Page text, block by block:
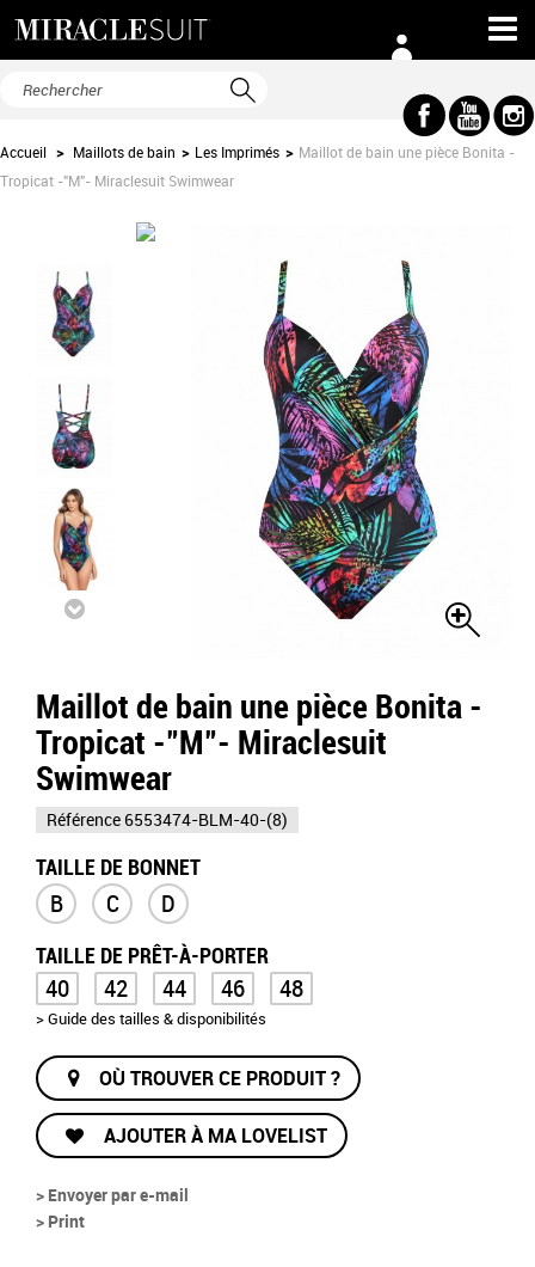
Accueil > Maillots de bain > Les Imprimés > Maillot de bain une pièce Bonita -
Tropicat -"M"- Miraclesuit Swimwear
Maillot de bain une pièce Bonita -
Tropicat -"M"- Miraclesuit
Swimwear
Référence 6553474-BLM-40-(8)
TAILLE DE BONNET
B C D
TAILLE DE PRÊT-À-PORTER
40 42 44 46 48
> Guide des tailles & disponibilités
OÙ TROUVER CE PRODUIT ?
AJOUTER À MA LOVELIST
> Envoyer par e-mail
> Print